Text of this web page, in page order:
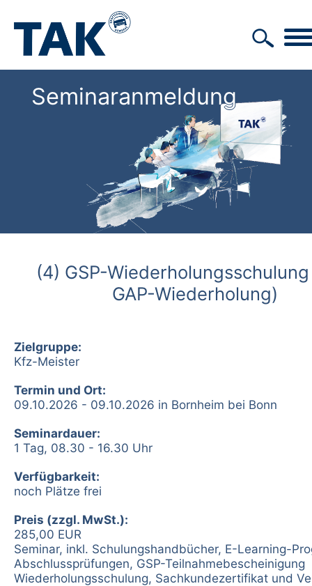
Seminaranmeldung
(4) GSP-
GAP-Wiederholung)
Zielgruppe:
Kfz-Meister
Termin und Ort:
09.10.2026 - 09.10.2026 in Bornheim bei Bonn
Seminardauer:
1 Tag, 08.30 - 16.30 Uhr
Verfügbarkeit:
noch Plätze frei
Preis (zzgl. MwSt.):
285,00 EUR
Seminar, inkl. Schulungshandbücher, E-Learning-
Abschlussprüfungen, GSP-Teilnahmebescheinigung
Wiederholungsschulung, Sachkundezertifikat und